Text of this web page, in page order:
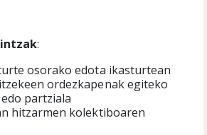
:
osorako edota ikasturtean
ordezkapenak egiteko
partziala
hitzarmen kolektiboaren